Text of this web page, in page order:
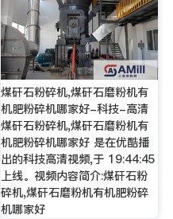
煤矸石粉碎机,煤矸石磨粉机有
机肥粉碎机哪家好-科技-高清
煤矸石粉碎机,煤矸石磨粉机有
机肥粉碎机哪家好 是在优酷播
出的科技高清视频,于 19:44:45
上线。视频内容简介:煤矸石粉
碎机,煤矸石磨粉机有机肥粉碎
机哪家好